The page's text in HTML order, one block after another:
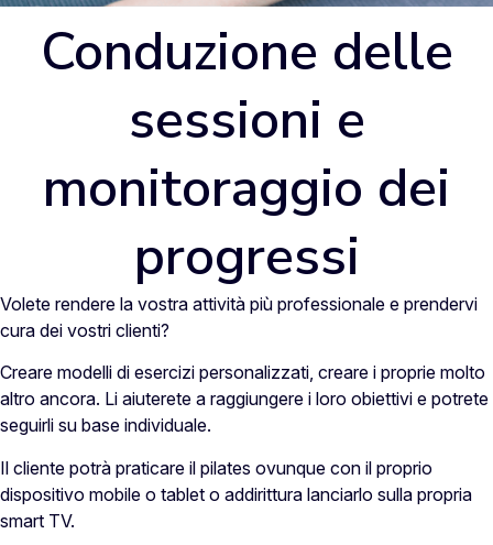
Conduzione delle
sessioni e
monitoraggio dei
progressi
Volete rendere la vostra attività più professionale e prendervi
cura dei vostri clienti?
Creare modelli di esercizi personalizzati, creare i proprie molto
altro ancora. Li aiuterete a raggiungere i loro obiettivi e potrete
seguirli su base individuale.
Il cliente potrà praticare il pilates ovunque con il proprio
dispositivo mobile o tablet o addirittura lanciarlo sulla propria
smart TV.